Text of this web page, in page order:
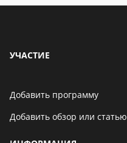
УЧАСТИЕ
Добавить программу
Добавить обзор или статью